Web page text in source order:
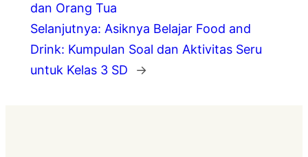
dan Orang Tua
Selanjutnya: Asiknya Belajar Food and
Drink: Kumpulan Soal dan Aktivitas Seru
untuk Kelas 3 SD
→